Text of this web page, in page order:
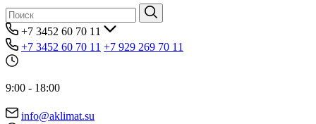
+7 3452 60 70 11
+7 3452 60 70 11 +7 929 269 70 11
9:00 - 18:00
info@aklimat.su